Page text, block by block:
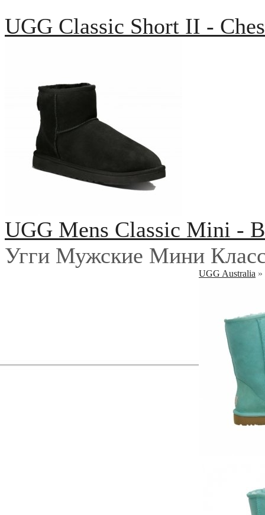
UGG Classic Short II -
UGG Mens Classic Mini -
Угги Мужские Мини
UGG Australia »